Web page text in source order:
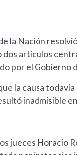
la Nación
artículos
por el Gobierno
la causa
inadmisible
jueces Horacio